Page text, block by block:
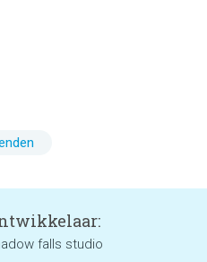
falls studio